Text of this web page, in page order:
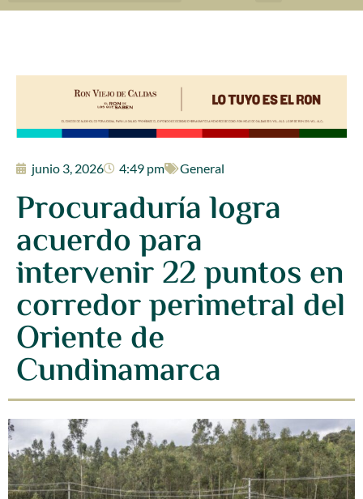
junio 3, 2026 4:49 pm General
Procuraduría logra
acuerdo para
intervenir 22 puntos en
corredor perimetral del
Oriente de
Cundinamarca